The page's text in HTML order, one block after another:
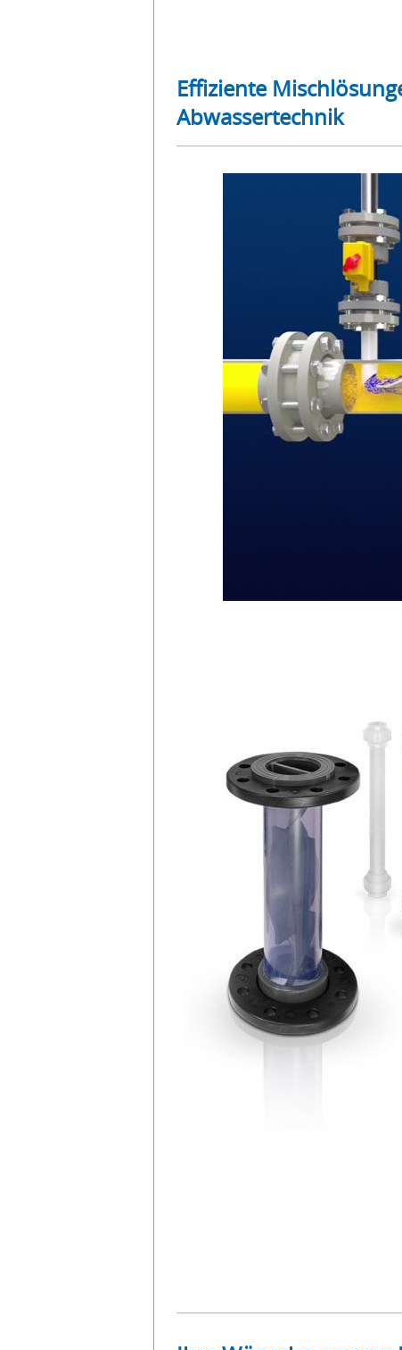
Effiziente
Abwassertechnik